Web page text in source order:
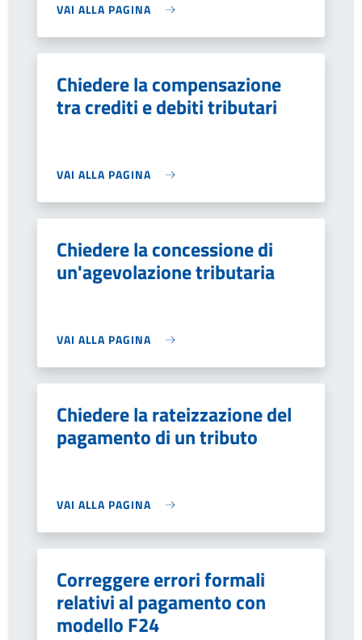
VAI ALLA PAGINA
Chiedere la compensazione
tra crediti e debiti tributari
VAI ALLA PAGINA
Chiedere la concessione di
un'agevolazione tributaria
VAI ALLA PAGINA
Chiedere la rateizzazione del
pagamento di un tributo
VAI ALLA PAGINA
Correggere errori formali
relativi al pagamento con
modello F24